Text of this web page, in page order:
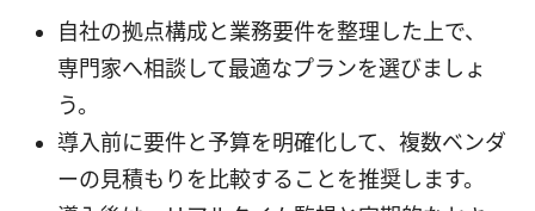
自社の拠点構成と業務要件を整理した上で、
専門家へ相談して最適なプランを選びましょ
う。
導入前に要件と予算を明確化して、複数ベンダ
ーの見積もりを比較することを推奨します。